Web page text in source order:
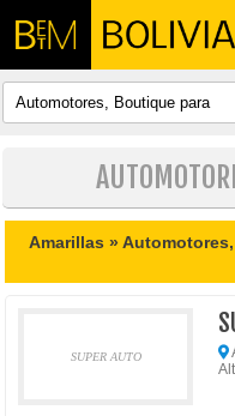
Amarillas »
SUPER AUTO